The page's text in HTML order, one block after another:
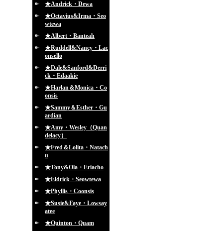
★Andrick・Dewa
★Octavius&Irma・Seo
wtewa
★Albert・Banteah
★Ruddell&Nancy・Lac
onsello
★Dale&Sanford&Derri
ck・Edaakie
★Harlan＆Monica・Co
onsis
★Sammy＆Esther・Gu
ardian
★Amy・Wesley（Quan
delacy）
★Fred＆Lolita・Natach
u
★Tony&Ola・Eriacho
★Eldrick・Seowtewa
★Phyllis・Coonsis
★Susie&Faye・Lowsay
atee
★Quinton・Quam